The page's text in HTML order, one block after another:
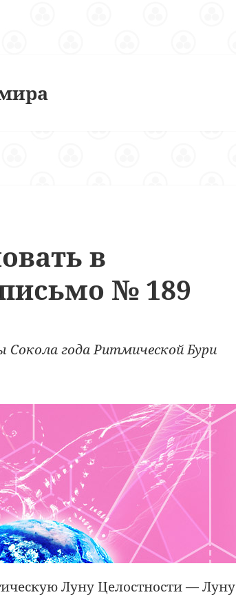
в
№ 189
Сокола года Ритмической Бури
Луну Целостности — Луну